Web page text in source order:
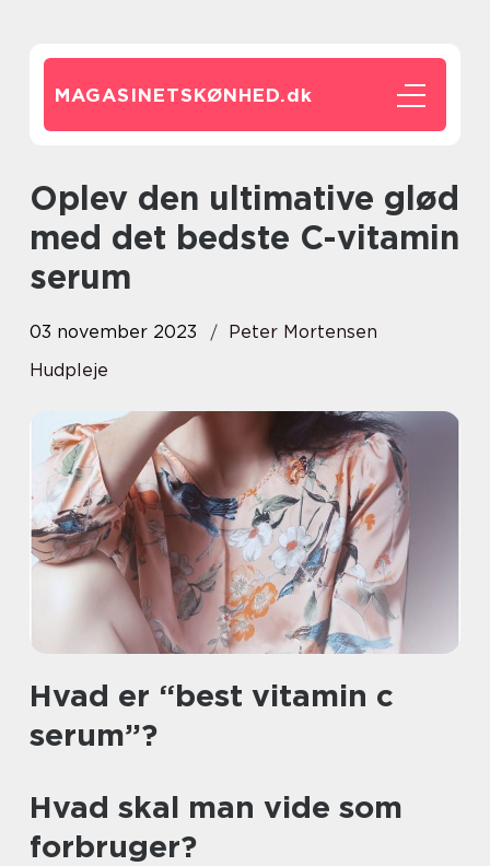
MAGASINETSKØNHED.dk
Oplev den ultimative glød
med det bedste C-vitamin
serum
03 november 2023
Peter Mortensen
Hudpleje
Hvad er “best vitamin c
serum”?
Hvad skal man vide som
forbruger?